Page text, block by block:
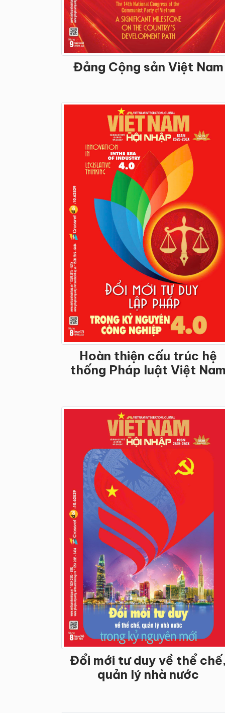
Đảng Cộng sản Việt Nam
Hoàn thiện cấu trúc hệ
thống Pháp luật Việt
Đổi mới tư duy về thể
quản lý nhà nước